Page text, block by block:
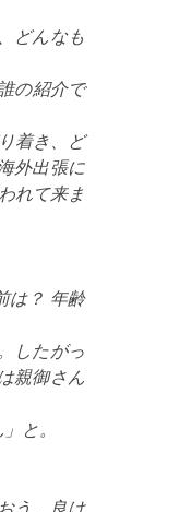
どんなも
の紹介で
着き、ど
外出張に
れて来ま
は？ 年齢
したがっ
親御さん
と。
う、良け